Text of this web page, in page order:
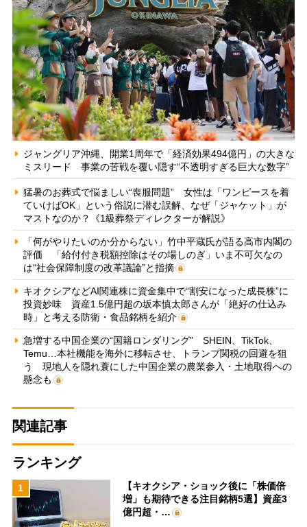
ジャングリア沖縄、開業1周年で「経済効果494億円」の大きな
ミスリード 事業の苦戦を覆い隠す“不透明すぎる巨大な数字”
猛暑のお葬式で悩ましい“喪服問題” 女性は「ワンピースを着
ていけばOK」という俗説に潜む誤解、なぜ「ジャケット」が
マストなのか？《1級葬祭ディレクターが解説》
「何がやりたいのか分からない」竹中平蔵氏が語る高市内閣の
評価 「給付付き税額控除はその場しのぎ」いま不可欠なの
は“社会保障制度の改革議論”と指摘
キオクシアなどAI関連株に資金集中で“割安になった成長株”に
投資妙味 資産1.5億円超の坂本慎太郎さんが「絶好の仕込み
時」と考える防衛・食品銘柄を紹介
急増する中国企業の“国籍ロンダリング” SHEIN、TikTok、
Temu…本社機能を海外に移転させ、トランプ関税の回避を狙
う 現地人を隠れ蓑にした中国企業の農業参入・土地取得への
懸念も
関連記事
ランキング
1
【キオクシア・ショック後に「株価倍
増」も期待できる注目銘柄5選】資産3
億円超・…